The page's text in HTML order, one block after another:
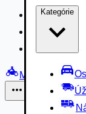
Kategórie
Motocykle